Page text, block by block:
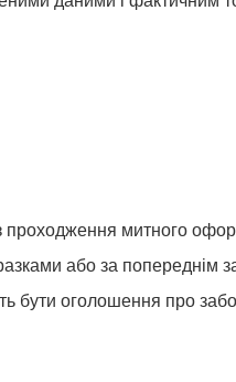
проходження митного
або за попереднім
бути оголошення про